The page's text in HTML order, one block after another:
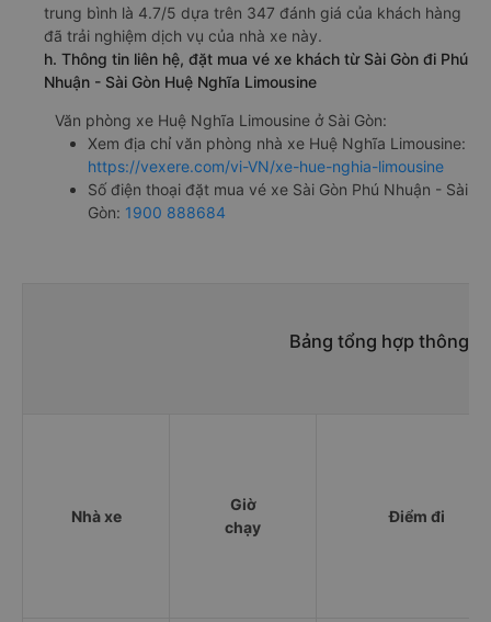
trung bình là 4.7/5 dựa trên 347 đánh giá của khách hàng
đã trải nghiệm dịch vụ của nhà xe này.
h. Thông tin liên hệ, đặt mua vé xe khách từ Sài Gòn đi Phú
Nhuận - Sài Gòn Huệ Nghĩa Limousine
Văn phòng xe Huệ Nghĩa Limousine ở Sài Gòn:
Xem địa chỉ văn phòng nhà xe Huệ Nghĩa Limousine:
https://vexere.com/vi-VN/xe-hue-nghia-limousine
Số điện thoại đặt mua vé xe Sài Gòn Phú Nhuận - Sài
Gòn: 1900 888684
Bảng tổng hợp thông
Nhà xe
Giờ
chạy
Điểm đi